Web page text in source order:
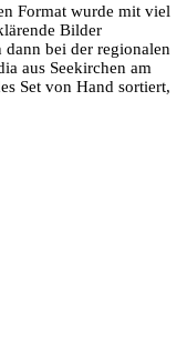
Format wurde mit viel
Bilder
bei der regionalen
aus Seekirchen am
Set von Hand sortiert,